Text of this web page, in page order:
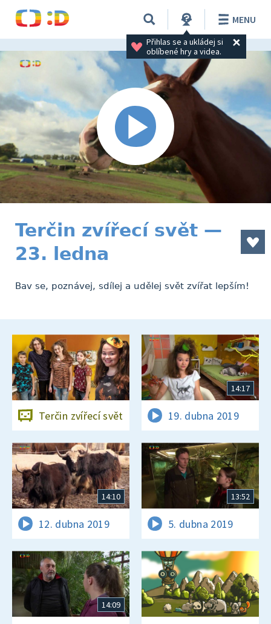
Přihlas se a ukládej si
oblíbené hry a videa.
MENU
Terčin zvířecí svět —
23. ledna
Bav se, poznávej, sdílej a udělej svět zvířat lepším!
Terčin zvířecí svět
14:17
19. dubna 2019
14:10
12. dubna 2019
13:52
5. dubna 2019
14:09